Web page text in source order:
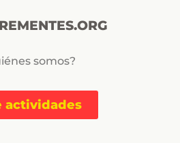
somos?
actividades